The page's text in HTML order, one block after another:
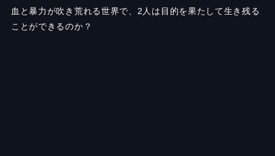
血と暴力が吹き荒れる世界で、2人は目的を果たして生き残る
ことができるのか？